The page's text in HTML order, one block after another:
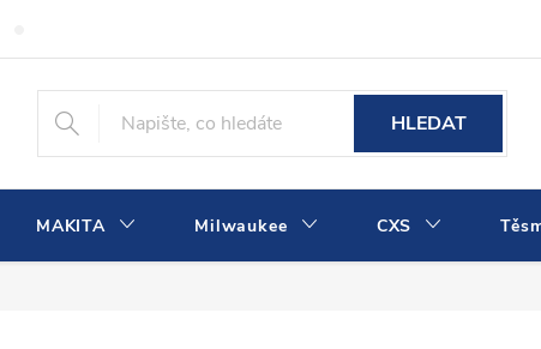
HLEDAT
MAKITA Milwaukee CXS